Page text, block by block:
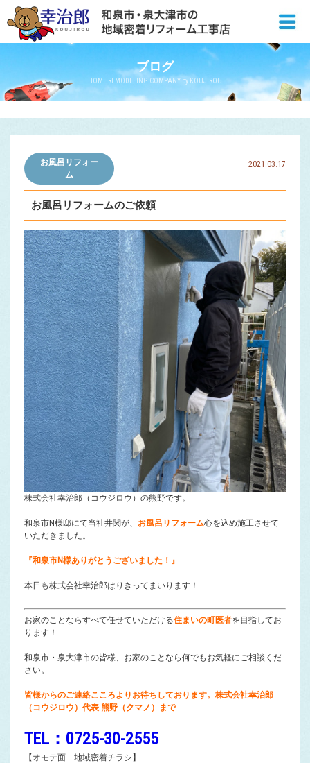
ブログ
HOME REMODELING COMPANY by KOUJIROU
お風呂リフォー
ム
2021.03.17
お風呂リフォームのご依頼
株式会社幸治郎（コウジロウ）の熊野です。
和泉市N様邸にて当社井関が、 お風呂リフォーム心を込め施工させて
いただきました。
『和泉市N様ありがとうございました！』
本日も株式会社幸治郎はりきってまいります！
お家のことならすべて任せていただける住まいの町医者を目指してお
ります！
和泉市・泉大津市の皆様、お家のことなら何でもお気軽にご相談くだ
さい。
皆様からのご連絡こころよりお待ちしております。株式会社幸治郎
（コウジロウ）代表 熊野（クマノ）まで
TEL：0725-30-2555
【オモテ面 地域密着チラシ】